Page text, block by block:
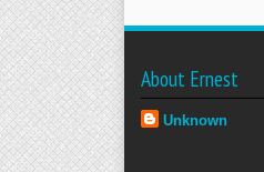
About Ernest
Unknown